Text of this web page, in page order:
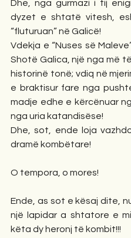
Dhe, nga gurmazi i tij
dyzet e shtatë vitesh,
“fluturuan” në Galicë!
Vdekja e “Nuses së
Shotë Galica, një nga më
historinë tonë; vdiq në
e braktisur fare nga
madje edhe e kërcënuar
nga uria katandisëse!
Dhe, sot, ende loja
dramë kombëtare!
O tempora, o mores!
Ende, as sot e kësaj dite,
një lapidar a shtatore e
këta dy heronj të kombit!!!